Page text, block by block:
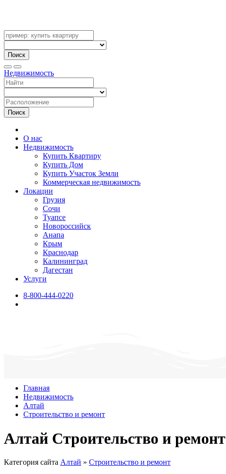
Поиск
Недвижимость
Поиск
О нас
Недвижимость
Купить Квартиру
Купить Дом
Купить Участок Земли
Коммерческая недвижимость
Локации
Грузия
Сочи
Туапсе
Новороссийск
Анапа
Крым
Краснодар
Калининград
Дагестан
Услуги
8-800-444-0220
Главная
Недвижимость
Алтай
Строительство и ремонт
Алтай Строительство и ремонт
Категория сайта Алтай » Строительство и ремонт